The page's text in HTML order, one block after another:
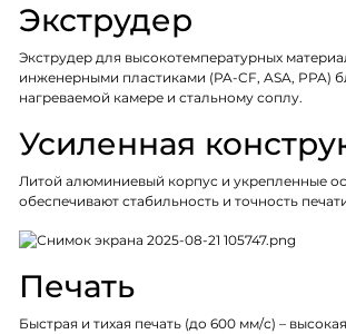
Экструдер
Экструдер для высокотемпературных
инженерными пластиками (PA-CF, ASA, PPA)
нагреваемой камере и стальному соплу.
Усиленная
Литой алюминиевый корпус и укрепленные
обеспечивают стабильность и точность
Печать
Быстрая и тихая печать (до 600 мм/с) –